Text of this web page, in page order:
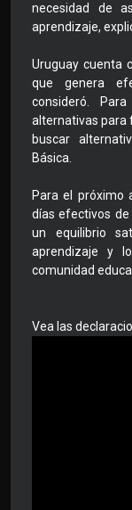
necesidad de
aprendizaje,
Uruguay cuenta
que genera
consideró.
alternativas para
buscar
Básica.
Para el próximo
días efectivos de
un equilibrio
aprendizaje y
comunidad
Vea las